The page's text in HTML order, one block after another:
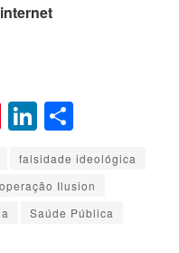
Pi
nt
er
e
st
Li
n
k
e
dI
h
ar
e
falsidade ideológica
operação Ilusion
Saúde Pública